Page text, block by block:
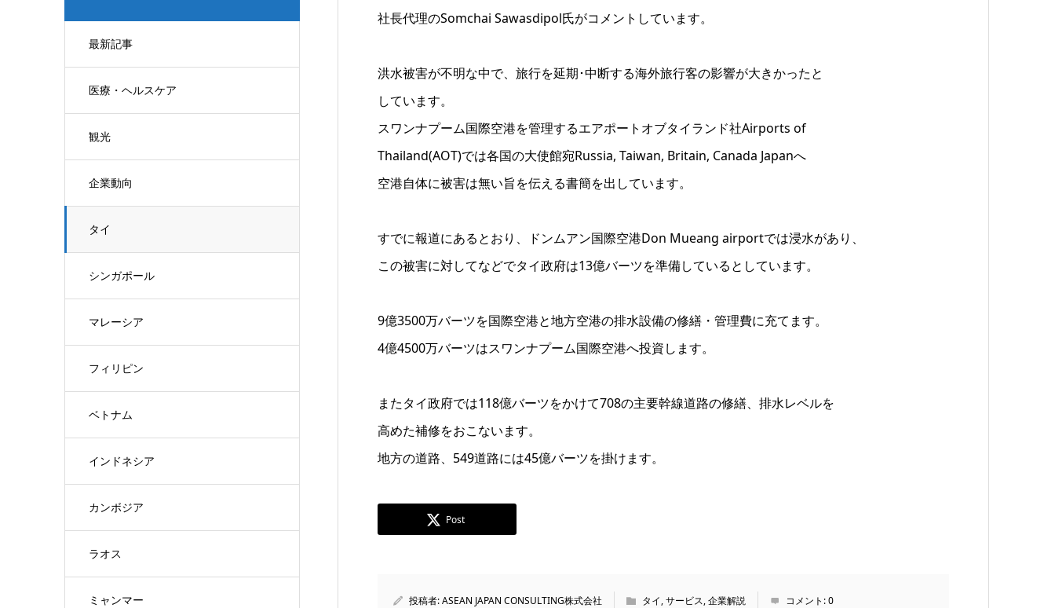
最新記事
医療・ヘルスケア
観光
企業動向
タイ
シンガポール
マレーシア
フィリピン
ベトナム
インドネシア
カンボジア
ラオス
ミャンマー
社長代理のSomchai Sawasdipol氏がコメントしています。
洪水被害が不明な中で、旅行を延期･中断する海外旅行客の影響が大きかったと
しています。
スワンナプーム国際空港を管理するエアポートオブタイランド社Airports of
Thailand(AOT)では各国の大使館宛Russia, Taiwan, Britain, Canada Japanへ
空港自体に被害は無い旨を伝える書簡を出しています。
すでに報道にあるとおり、ドンムアン国際空港Don Mueang airportでは浸水があり、
この被害に対してなどでタイ政府は13億バーツを準備しているとしています。
9億3500万バーツを国際空港と地方空港の排水設備の修繕・管理費に充てます。
4億4500万バーツはスワンナプーム国際空港へ投資します。
またタイ政府では118億バーツをかけて708の主要幹線道路の修繕、排水レベルを
高めた補修をおこないます。
地方の道路、549道路には45億バーツを掛けます。
Post
投稿者:ASEAN JAPAN CONSULTING株式会社 タイ,サービス,企業解説 コメント:0